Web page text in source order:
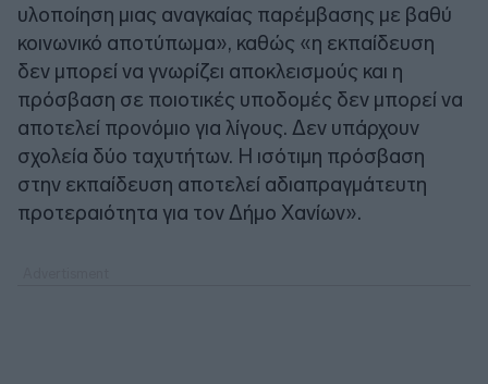
υλοποίηση μιας αναγκαίας παρέμβασης με βαθύ
κοινωνικό αποτύπωμα», καθώς «η εκπαίδευση
δεν μπορεί να γνωρίζει αποκλεισμούς και η
πρόσβαση σε ποιοτικές υποδομές δεν μπορεί να
αποτελεί προνόμιο για λίγους. Δεν υπάρχουν
σχολεία δύο ταχυτήτων. Η ισότιμη πρόσβαση
στην εκπαίδευση αποτελεί αδιαπραγμάτευτη
προτεραιότητα για τον Δήμο Χανίων».